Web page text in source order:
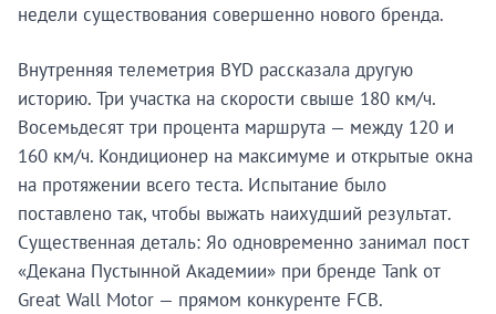
недели существования совершенно нового бренда.
Внутренняя телеметрия BYD рассказала другую
историю. Три участка на скорости свыше 180 км/ч.
Восемьдесят три процента маршрута — между 120 и
160 км/ч. Кондиционер на максимуме и открытые окна
на протяжении всего теста. Испытание было
поставлено так, чтобы выжать наихудший результат.
Существенная деталь: Яо одновременно занимал пост
«Декана Пустынной Академии» при бренде Tank от
Great Wall Motor — прямом конкуренте FCB.